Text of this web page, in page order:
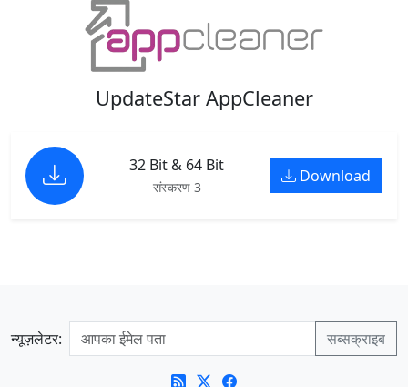
UpdateStar AppCleaner
32 Bit & 64 Bit
संस्करण 3
Download
न्यूज़लेटर: